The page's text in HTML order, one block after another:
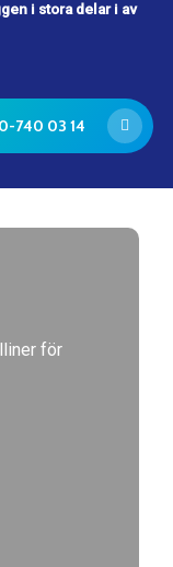
i stora delar i av
740 03 14
för